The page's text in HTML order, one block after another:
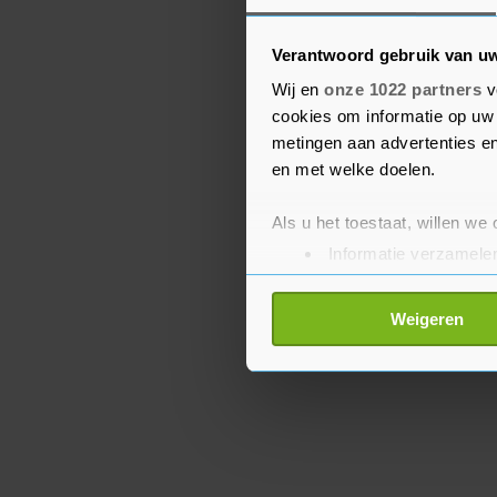
Verantwoord gebruik van
Wij en onze 1022 partners
cookies om informatie op
metingen aan advertenties
en met welke doelen.
Als u het toestaat, willen we
Informatie
Uw apparaat
Lees meer over hoe uw
Weigeren
Blessuretijd
Roma kwam in de
gelijkmaker, maar met
scherpte voorin. In
Bastoni het duel